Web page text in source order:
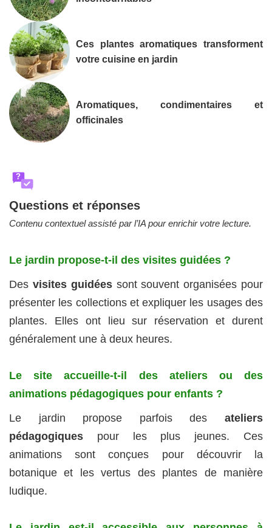
Ces plantes aromatiques transforment
votre cuisine en jardin
Aromatiques, condimentaires et
officinales
?
Questions et réponses
Contenu contextuel assisté par l’IA pour enrichir votre lecture.
Le jardin propose-t-il des visites guidées ?
Des visites guidéessont souvent organisées pour
présenter les collections et expliquer les usages des
plantes. Elles ont lieu sur réservation et durent
généralement une à deux heures.
Le site accueille-t-il des ateliers ou des
animations pédagogiques pour enfants ?
Le jardin propose parfois des ateliers
pédagogiques pour les plus jeunes. Ces
animations sont conçues pour découvrir la
botanique et les vertus des plantes de manière
ludique.